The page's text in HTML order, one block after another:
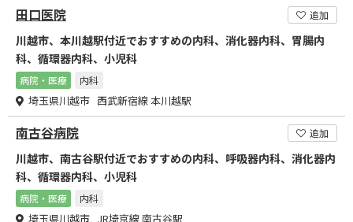
田口医院 追加
川越市、本川越駅付近でおすすめの内科、消化器内科、胃腸内
科、循環器内科、小児科
病院・医療 内科
埼玉県川越市 西武新宿線 本川越駅
南古谷病院 追加
川越市、南古谷駅付近でおすすめの内科、呼吸器内科、消化器内
科、循環器内科、小児科
病院・医療 内科
埼玉県川越市 JR埼京線 南古谷駅